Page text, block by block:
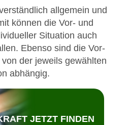
allgemein und
können die Vor- und
Situation auch
Ebenso sind die Vor-
der jeweils gewählten
abhängig.
JETZT FINDEN